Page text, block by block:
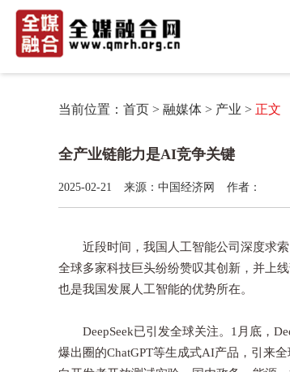
当前位置： 首页 > 融媒体 > 产业 > 正文
全产业链能力是AI竞争关键
2025-02-21 来源：中国经济网 作者：
近段时间，我国人工智能公司深度求索
全球多家科技巨头纷纷赞叹其创新，并上
也是我国发展人工智能的优势所在。
DeepSeek已引发全球关注。1月底，
爆出圈的ChatGPT等生成式AI产品，引来